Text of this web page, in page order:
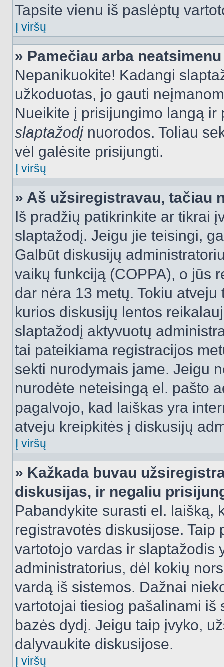
Tapsite vienu iš paslėptų
Į viršų
» Pamečiau arba
Nepanikuokite! Kadangi
užkoduotas, jo gauti
Nueikite į prisijungimo langą
slaptažodįnuorodos. Toliau
vėl galėsite prisijungti.
Į viršų
» Aš užsiregistravau, tačiau
Iš pradžių patikrinkite ar tikrai
slaptažodį. Jeigu jie teisingi,
Galbūt diskusijų
vaikų funkciją (COPPA), o jūs
dar nėra 13 metų. Tokiu
kurios diskusijų lentos
slaptažodį aktyvuotų
tai pateikiama registracijos
sekti nurodymais jame. Jeigu
nurodėte neteisingą el. pašto
pagalvojo, kad laiškas yra
atveju kreipkitės į diskusijų
Į viršų
» Kažkada buvau
diskusijas, ir negaliu
Pabandykite surasti el. laišką,
registravotės diskusijose.
vartotojo vardas ir slaptažodis
administratorius, dėl kokių
vardą iš sistemos. Dažnai
vartotojai tiesiog pašalinami iš
bazės dydį. Jeigu taip įvyko,
dalyvaukite diskusijose.
Į viršų